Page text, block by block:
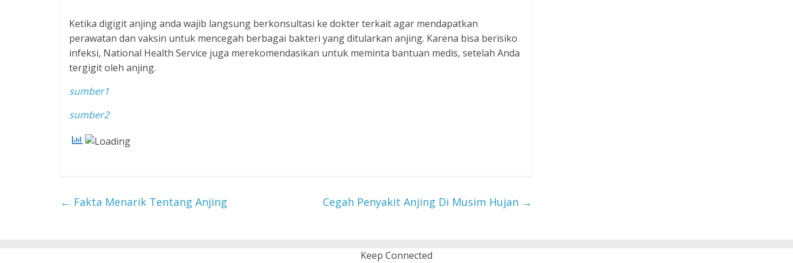
Ketika digigit anjing anda wajib langsung berkonsultasi ke dokter terkait agar mendapatkan
perawatan dan vaksin untuk mencegah berbagai bakteri yang ditularkan anjing. Karena bisa berisiko
infeksi, National Health Service juga merekomendasikan untuk meminta bantuan medis, setelah Anda
tergigit oleh anjing.
sumber1
sumber2
← Fakta Menarik Tentang Anjing Cegah Penyakit Anjing Di Musim Hujan →
Keep Connected